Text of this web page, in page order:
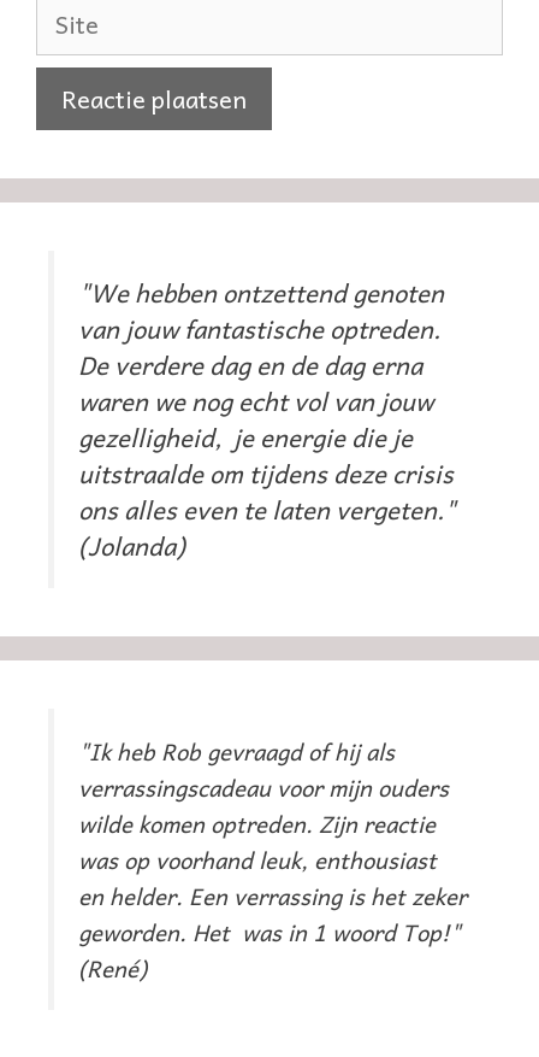
Site
"We hebben ontzettend genoten
van jouw fantastische optreden.
De verdere dag en de dag erna
waren we nog echt vol van jouw
gezelligheid, je energie die je
uitstraalde om tijdens deze crisis
ons alles even te laten vergeten."
(Jolanda)
"Ik heb Rob gevraagd of hij als
verrassingscadeau voor mijn ouders
wilde komen optreden. Zijn reactie
was op voorhand leuk, enthousiast
en helder. Een verrassing is het zeker
geworden. Het was in 1 woord Top!"
(René)